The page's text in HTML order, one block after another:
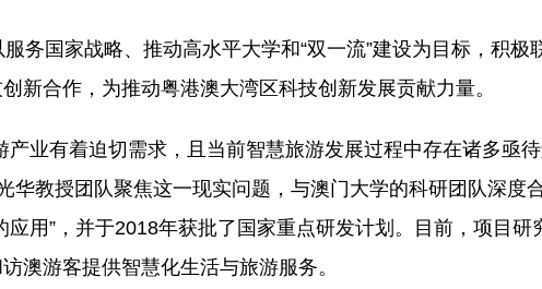
务国家战略、推动高水平大学和“双一流”建设为目标，积极
新合作，为推动粤港澳大湾区科技创新发展贡献力量。
业有着迫切需求，且当前智慧旅游发展过程中存在诸多亟
教授团队聚焦这一现实问题，与澳门大学的科研团队深度
用”，并于2018年获批了国家重点研发计划。目前，项目研
澳游客提供智慧化生活与旅游服务。